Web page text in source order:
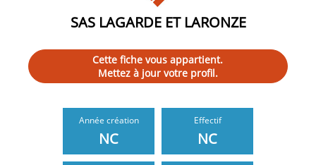
SAS LAGARDE ET LARONZE
Cette fiche vous appartient.
Mettez à jour votre profil.
Année création
NC
Effectif
NC